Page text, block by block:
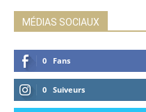
MÉDIAS SOCIAUX
0 Fans
0 Suiveurs